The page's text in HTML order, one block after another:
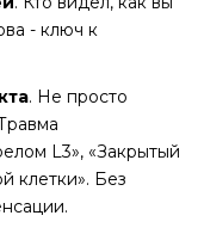
- ключ к
. Не просто
L3», «Закрытый
клетки». Без